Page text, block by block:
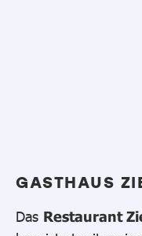
GASTHAUS
Das Restaurant